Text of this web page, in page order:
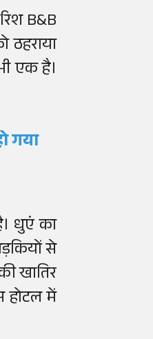
B&B
ठहराया
एक है।
गया
धुएं का
से
खातिर
होटल में